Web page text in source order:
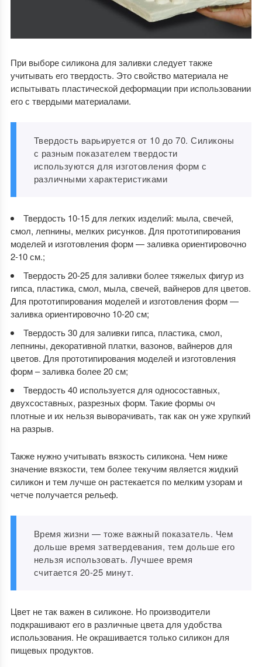
При выборе силикона для заливки следует также
учитывать его твердость. Это свойство материала не
испытывать пластической деформации при использовании
его с твердыми материалами.
Твердость варьируется от 10 до 70. Силиконы
с разным показателем твердости
используются для изготовления форм с
различными характеристиками
Твердость 10-15 для легких изделий: мыла, свечей,
смол, лепнины, мелких рисунков. Для прототипирования
моделей и изготовления форм — заливка ориентировочно
2-10 см.;
Твердость 20-25 для заливки более тяжелых фигур из
гипса, пластика, смол, мыла, свечей, вайнеров для цветов.
Для прототипирования моделей и изготовления форм —
заливка ориентировочно 10-20 см;
Твердость 30 для заливки гипса, пластика, смол,
лепнины, декоративной платки, вазонов, вайнеров для
цветов. Для прототипирования моделей и изготовления
форм – заливка более 20 см;
Твердость 40 используется для односоставных,
двухсоставных, разрезных форм. Такие формы оч
плотные и их нельзя выворачивать, так как он уже хрупкий
на разрыв.
Также нужно учитывать вязкость силикона. Чем ниже
значение вязкости, тем более текучим является жидкий
силикон и тем лучше он растекается по мелким узорам и
четче получается рельеф.
Время жизни — тоже важный показатель. Чем
дольше время затвердевания, тем дольше его
нельзя использовать. Лучшее время
считается 20-25 минут.
Цвет не так важен в силиконе. Но производители
подкрашивают его в различные цвета для удобства
использования. Не окрашивается только силикон для
пищевых продуктов.